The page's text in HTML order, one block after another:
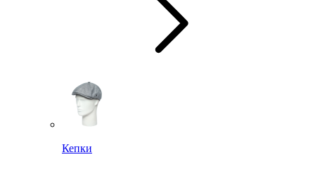
Кепки